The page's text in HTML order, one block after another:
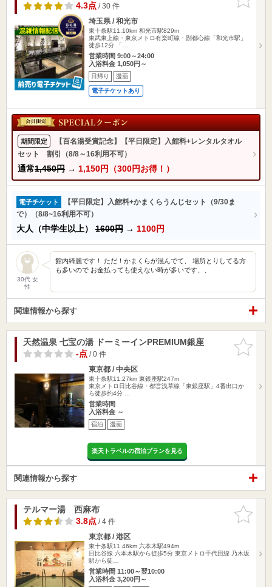
りに追加
4.3点/ 30 件
埼玉県 / 和光市
東十条駅11.10km 和光市駅829m
東武東上線・東京メトロ有楽町線・副都心線「和光市駅」
徒歩12分 「…
営業時間 9:00～24:00
入浴料金 1,050円～
日帰り 漫画
電子チケットあり
期間限定
【百名湯受賞記念】【平日限定】入館料+レンタルタオル
セット 割引（8/8～16利用不可）
通常1,450円 → 1,150円（300円お得！）
電子チケット
【平日限定】入館料+かまくらうんじセット（9/30ま
で）（8/8~16利用不可）
大人（中学生以上） 1600円 → 1100円
30代 女
性
館内綺麗です！ ただ！かまくらが混んでて、 場所とりしてる方
も多いので お金払っても使えない時が多いです、、
関連情報から探す
お気に入
りに追加
天然温泉 七宝の湯 ドーミーインPREMIUM銀座
-点/ 0 件
東京都 / 中央区
東十条駅11.27km 東銀座駅247m
東京メトロ日比谷線・都営浅草線「東銀座駅」4番出口か
ら徒歩約4分 …
営業時間
入浴料金 ～
宿泊 漫画
楽天トラベルの宿泊プランを見る
関連情報から探す
お気に入
りに追加
テルマー湯 西麻布
3.8点/ 4 件
東京都 / 港区
東十条駅11.46km 六本木駅494m
日比谷線 六本木駅から徒歩5分 東京メトロ千代田線 乃木坂
駅から徒…
営業時間 11:00～翌10:00
入浴料金 3,200円～